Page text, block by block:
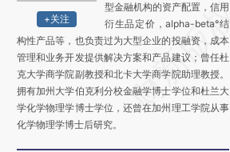
+关注
型金融机构的资产配置，信用
衍生品定价，alpha-beta°结
构性产品等，也负责过为大型企业的投融资，成本
管理和业务开发提供解决方案和产品建议；曾任杜
克大学商学院副教授和北卡大学商学院助理教授。
拥有加州大学伯克利分校金融学博士学位和杜兰大
学化学物理学博士学位，还曾在加州理工学院从事
化学物理学博士后研究。